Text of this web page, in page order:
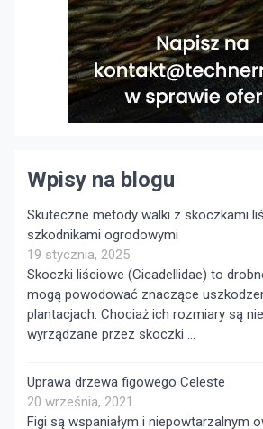
Wpisy na blogu
Skuteczne metody walki z skoczkami
szkodnikami ogrodowymi
19 stycznia, 2025
Skoczki liściowe (Cicadellidae) to
mogą powodować znaczące
plantacjach. Chociaż ich rozmiary są
wyrządzane przez skoczki …
Uprawa drzewa figowego Celeste
20 września, 2021
Figi są wspaniałym i niepowtarzalnym